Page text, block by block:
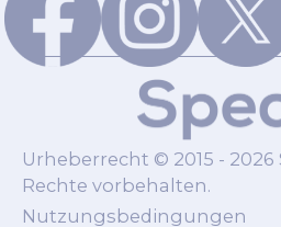
Urheberrecht © 2015 - 2026
Rechte vorbehalten.
Nutzungsbedingungen